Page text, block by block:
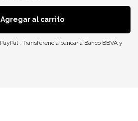
Agregar al carrito
PayPal , Transferencia bancaria Banco BBVA y